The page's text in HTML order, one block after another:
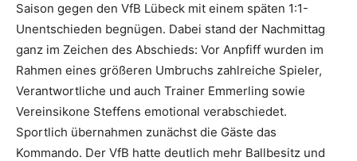
Saison gegen den VfB Lübeck mit einem späten 1:1-
Unentschieden begnügen. Dabei stand der Nachmittag
ganz im Zeichen des Abschieds: Vor Anpfiff wurden im
Rahmen eines größeren Umbruchs zahlreiche Spieler,
Verantwortliche und auch Trainer Emmerling sowie
Vereinsikone Steffens emotional verabschiedet.
Sportlich übernahmen zunächst die Gäste das
Kommando. Der VfB hatte deutlich mehr Ballbesitz und